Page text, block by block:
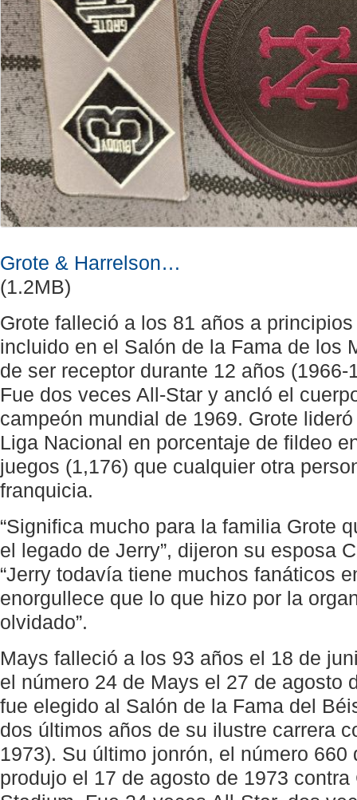
Grote & Harrelson…
(1.2MB)
Grote falleció a los 81 años a
incluido en el Salón de la Fama de los
de ser receptor durante 12 años
Fue dos veces All-Star y ancló el
campeón mundial de 1969. Grote
Liga Nacional en porcentaje de fildeo
juegos (1,176) que cualquier otra
franquicia.
“Significa mucho para la familia Grote
el legado de Jerry”, dijeron su esposa
“Jerry todavía tiene muchos fanáticos
enorgullece que lo que hizo por la
olvidado”.
Mays falleció a los 93 años el 18 de
el número 24 de Mays el 27 de agosto
fue elegido al Salón de la Fama del
dos últimos años de su ilustre carrera
1973). Su último jonrón, el número 660
produjo el 17 de agosto de 1973